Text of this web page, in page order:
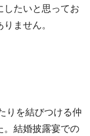
したいと思ってお
ません。
りを結びつける仲
。結婚披露宴での